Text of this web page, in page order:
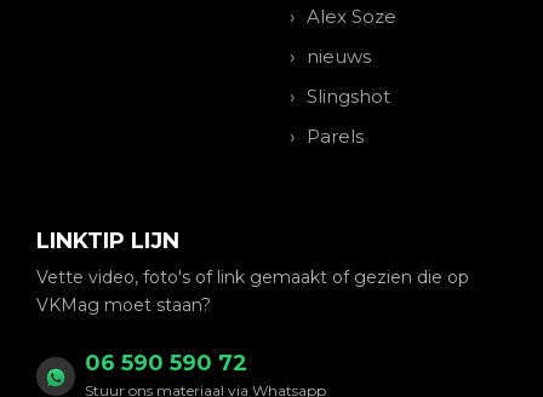
Alex Soze
nieuws
Slingshot
Parels
LINKTIP LIJN
Vette video, foto's of link gemaakt of gezien die op
VKMag moet staan?
06 590 590 72
Stuur ons materiaal via Whatsapp